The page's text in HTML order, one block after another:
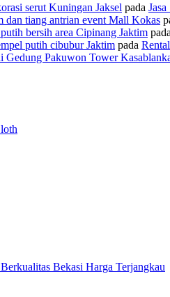
serut Kuningan Jaksel pada
dan tiang antrian event Mall Kokas
bersih area Cipinang Jaktim pada
putih cibubur Jaktim pada
Gedung Pakuwon Tower
Bekasi Harga Terjangkau